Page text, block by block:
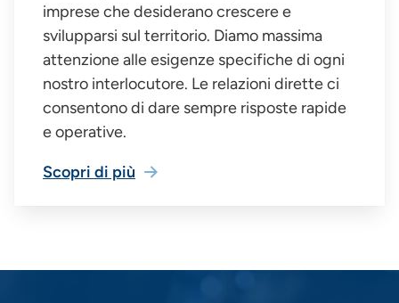
imprese che desiderano crescere e
svilupparsi sul territorio. Diamo massima
attenzione alle esigenze specifiche di ogni
nostro interlocutore. Le relazioni dirette ci
consentono di dare sempre risposte rapide
e operative.
Scopri di più